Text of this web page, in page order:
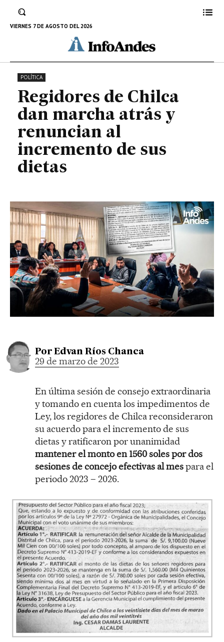
VIERNES 7 DE AGOSTO DEL 2026
atrás y renuncian al incremento
de sus dietas
29 DE MARZO DE 2023
POLÍTICA
Regidores de Chilca
dan marcha atrás y
renuncian al
incremento de sus
dietas
Por Edvan Ríos Chanca
29 de marzo de 2023
En última sesión de consejo extraordinaria
y tomando en cuenta los impedimentos de
Ley, los regidores de Chilca reconsideraron
su acuerdo para el incremento de sus
dietas y ratificaron por unanimidad
mantener el monto en 1560 soles por dos
sesiones de concejo efectivas al mespara el
periodo 2023 – 2026.